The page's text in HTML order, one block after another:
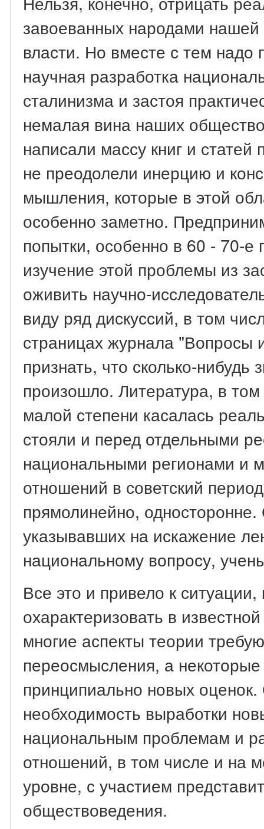
завоеванных народами нашей
власти. Но вместе с тем надо
научная разработка
сталинизма и застоя
немалая вина наших
написали массу книг и статей
не преодолели инерцию и
мышления, которые в этой
особенно заметно.
попытки, особенно в 60 - 70-е
изучение этой проблемы из
оживить научно-
виду ряд дискуссий, в том
страницах журнала "Вопросы
признать, что сколько-нибудь
произошло. Литература, в
малой степени касалась
стояли и перед отдельными
национальными регионами и
отношений в советский
прямолинейно,
указывавших на искажение
национальному вопросу,
Все это и привело к
охарактеризовать в
многие аспекты теории
переосмысления, а
принципиально новых
необходимость выработки
национальным проблемам и
отношений, в том числе и на
уровне, с участием
обществоведения.